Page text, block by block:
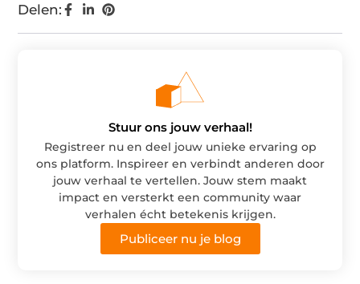
Delen:
Stuur ons jouw verhaal!
Registreer nu en deel jouw unieke ervaring op
ons platform. Inspireer en verbindt anderen door
jouw verhaal te vertellen. Jouw stem maakt
impact en versterkt een community waar
verhalen écht betekenis krijgen.
Publiceer nu je blog